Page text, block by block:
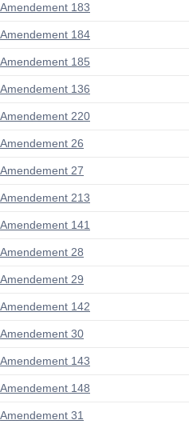
Amendement 183
Amendement 184
Amendement 185
Amendement 136
Amendement 220
Amendement 26
Amendement 27
Amendement 213
Amendement 141
Amendement 28
Amendement 29
Amendement 142
Amendement 30
Amendement 143
Amendement 148
Amendement 31